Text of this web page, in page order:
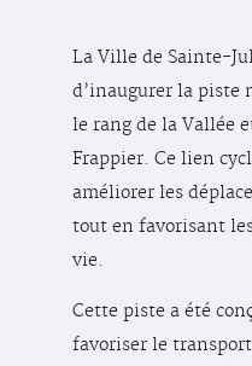
La Ville de Sainte-
d’inaugurer la
le rang de la Vallée
Frappier. Ce lien
améliorer les
tout en favorisant
vie.
Cette piste a été
favoriser le